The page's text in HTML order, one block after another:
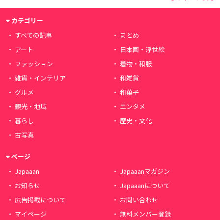
カテゴリー
すべての記事
まとめ
アート
日本画・浮世絵
ファッション
着物・和服
雑貨・インテリア
和雑貨
グルメ
和菓子
観光・地域
エンタメ
暮らし
歴史・文化
古写真
ページ
Japaaan
Japaaanマガジン
お知らせ
Japaaanについて
広告掲載について
お問い合わせ
マイページ
無料メンバー登録